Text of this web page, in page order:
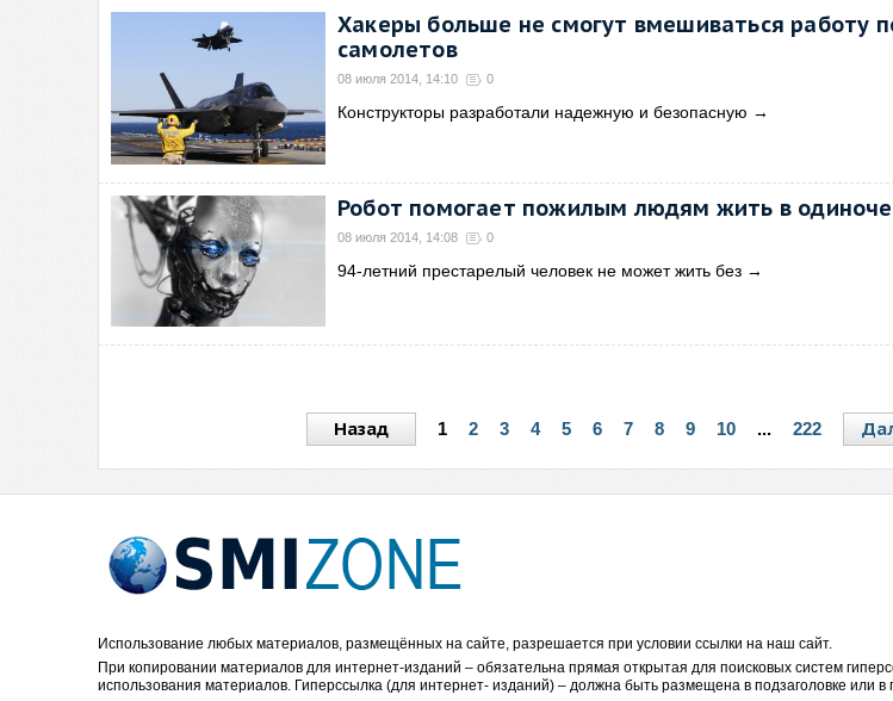
Хакеры больше не смогут вмешиваться работу
самолетов
08 июля 2014, 14:10 0
Конструкторы разработали надежную и безопасную →
Робот помогает пожилым людям жить в
08 июля 2014, 14:08 0
94-летний престарелый человек не может жить без →
Назад 1 2 3 4 5 6 7 8 9 10 ... 222
Использование любых материалов, размещённых на сайте, разрешается при условии ссылки на наш сайт.
При копировании материалов для интернет-изданий – обязательна прямая открытая для поисковых систем
использования материалов. Гиперссылка (для интернет- изданий) – должна быть размещена в подзаголовке или